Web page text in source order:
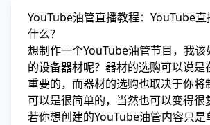
YouTube油管直播教程：YouTube
什么？
想制作一个YouTube油管节目，我该
的设备器材呢？器材的选购可以说是
重要的，而器材的选购也取决于你将
可以是很简单的，当然也可以变得很
若你想创建的YouTube油管内容只是